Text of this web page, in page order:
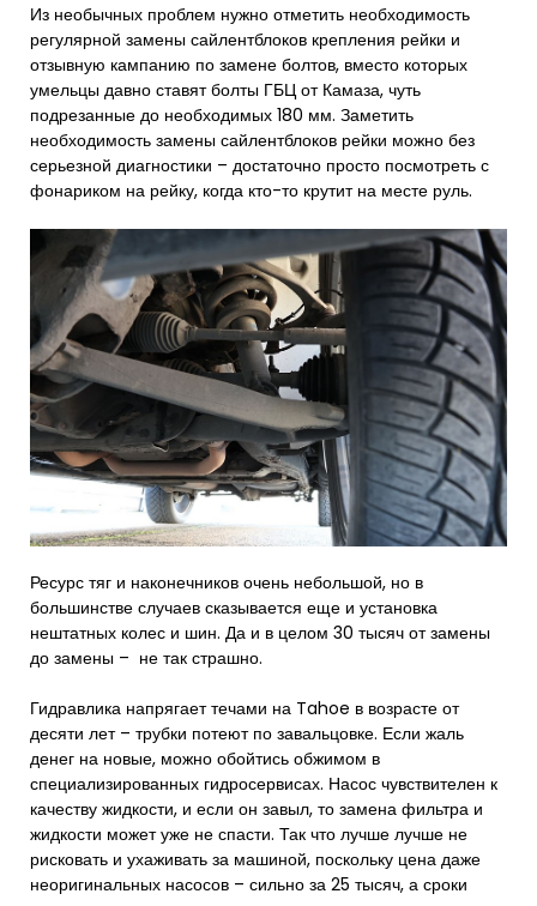
Из необычных проблем нужно отметить необходимость
регулярной замены сайлентблоков крепления рейки и
отзывную кампанию по замене болтов, вместо которых
умельцы давно ставят болты ГБЦ от Камаза, чуть
подрезанные до необходимых 180 мм. Заметить
необходимость замены сайлентблоков рейки можно без
серьезной диагностики – достаточно просто посмотреть с
фонариком на рейку, когда кто-то крутит на месте руль.
Ресурс тяг и наконечников очень небольшой, но в
большинстве случаев сказывается еще и установка
нештатных колес и шин. Да и в целом 30 тысяч от замены
до замены – не так страшно.
Гидравлика напрягает течами на Tahoe в возрасте от
десяти лет – трубки потеют по завальцовке. Если жаль
денег на новые, можно обойтись обжимом в
специализированных гидросервисах. Насос чувствителен к
качеству жидкости, и если он завыл, то замена фильтра и
жидкости может уже не спасти. Так что лучше лучше не
рисковать и ухаживать за машиной, поскольку цена даже
неоригинальных насосов – сильно за 25 тысяч, а сроки